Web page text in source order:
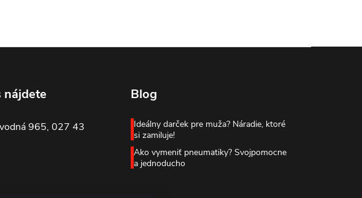
nájdete
965, 027 43
Blog
Ideálny darček pre muža? Náradie, ktoré
si zamiluje!
Ako vymeniť pneumatiky? Svojpomocne
a jednoducho